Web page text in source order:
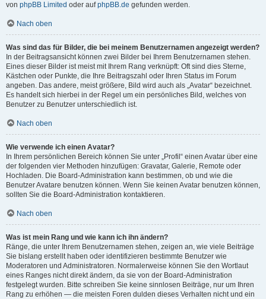
von phpBB Limited oder aufphpBB.de gefunden werden.
Nach oben
Was sind das für Bilder, die bei meinem Benutzernamen angezeigt werden?
In der Beitragsansicht können zwei Bilder bei Ihrem Benutzernamen stehen.
Eines dieser Bilder ist meist mit Ihrem Rang verknüpft: Oft sind dies Sterne,
Kästchen oder Punkte, die Ihre Beitragszahl oder Ihren Status im Forum
angeben. Das andere, meist größere, Bild wird auch als „Avatar“ bezeichnet.
Es handelt sich hierbei in der Regel um ein persönliches Bild, welches von
Benutzer zu Benutzer unterschiedlich ist.
Nach oben
Wie verwende ich einen Avatar?
In Ihrem persönlichen Bereich können Sie unter „Profil“ einen Avatar über eine
der folgenden vier Methoden hinzufügen: Gravatar, Galerie, Remote oder
Hochladen. Die Board-Administration kann bestimmen, ob und wie die
Benutzer Avatare benutzen können. Wenn Sie keinen Avatar benutzen können,
sollten Sie die Board-Administration kontaktieren.
Nach oben
Was ist mein Rang und wie kann ich ihn ändern?
Ränge, die unter Ihrem Benutzernamen stehen, zeigen an, wie viele Beiträge
Sie bislang erstellt haben oder identifizieren bestimmte Benutzer wie
Moderatoren und Administratoren. Normalerweise können Sie den Wortlaut
eines Ranges nicht direkt ändern, da sie von der Board-Administration
festgelegt wurden. Bitte schreiben Sie keine sinnlosen Beiträge, nur um Ihren
Rang zu erhöhen — die meisten Foren dulden dieses Verhalten nicht und ein